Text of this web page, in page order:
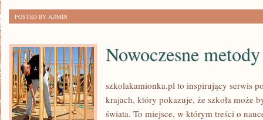
POSTED BY ADMIN
Nowoczesne
szkolakamionka.pl to inspirujący serwis
krajach, który pokazuje, że szkoła może
świata. To miejsce, w którym treści o